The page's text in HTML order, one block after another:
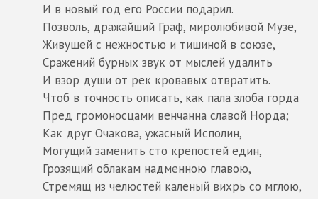
И в новый год его России подарил.
Позволь, дражайший Граф, миролюбивой Музе,
Живущей с нежностью и тишиной в союзе,
Сражений бурных звук от мыслей удалить
И взор души от рек кровавых отвратить.
Чтоб в точность описать, как пала злоба горда
Пред громоносцами венчанна славой Норда;
Как друг Очакова, ужасный Исполин,
Могущий заменить сто крепостей един,
Грозящий облакам надменною главою,
Стремящ из челюстей каленый вихрь со мглою,